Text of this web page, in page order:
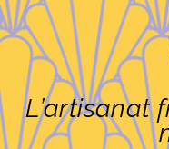
L’artisanat